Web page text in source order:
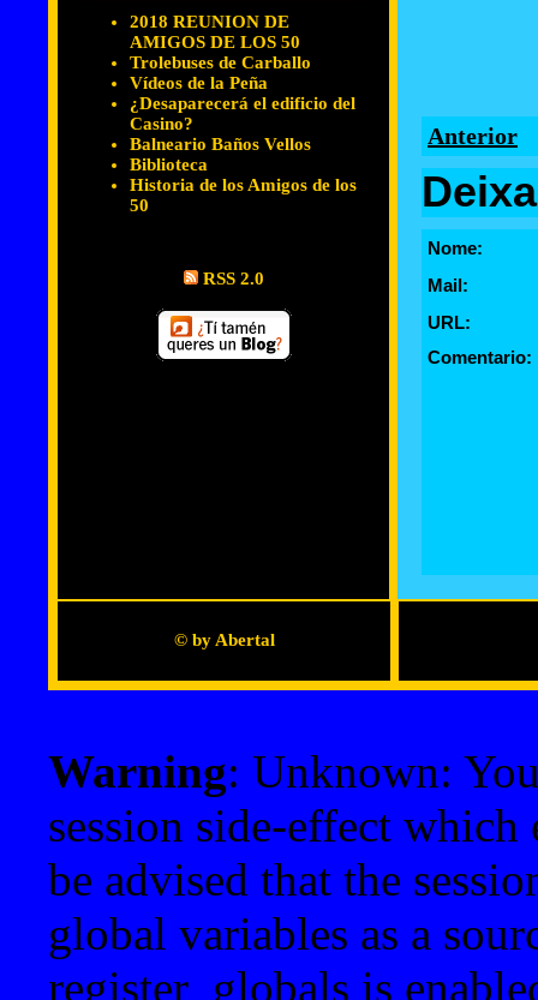
2018 REUNION DE
AMIGOS DE LOS 50
Trolebuses de Carballo
Vídeos de la Peña
¿Desaparecerá el edificio del
Casino?
Balneario Baños Vellos
Biblioteca
Historia de los Amigos de los
50
RSS 2.0
Anterior
Nome:
Mail:
URL:
Comentario:
© by Abertal
Warning: Unknown:
session side-effect
be advised that the
global variables as a
register_globals is